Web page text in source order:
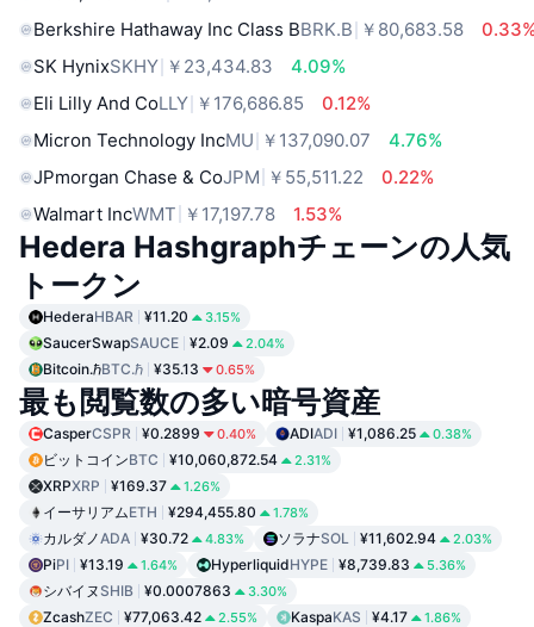
Berkshire Hathaway Inc Class BBRK.B ￥80,683.58
SK HynixSKHY ￥23,434.83
4.09%
Eli Lilly And CoLLY ￥176,686.85
0.12%
Micron Technology IncMU ￥137,090.07
4.76%
JPmorgan Chase & CoJPM ￥55,511.22
0.22%
Walmart IncWMT ￥17,197.78 1.53%
Hedera Hashgraphチェーンの人気
トークン
HederaHBAR ¥11.20 3.15%
SaucerSwapSAUCE ¥2.09 2.04%
Bitcoin.ℏBTC.ℏ ¥35.13 0.65%
最も閲覧数の多い暗号資産
CasperCSPR ¥0.2899 0.40% ADIADI ¥1,086.25 0.38%
ビットコインBTC ¥10,060,872.54 2.31%
XRPXRP ¥169.37 1.26%
イーサリアムETH ¥294,455.80 1.78%
カルダノADA ¥30.72 4.83% ソラナSOL ¥11,602.94 2.03%
PiPI ¥13.19 1.64% HyperliquidHYPE ¥8,739.83 5.36%
シバイヌ SHIB ¥0.0007863 3.30%
ZcashZEC ¥77,063.42 2.55% KaspaKAS ¥4.17 1.86%